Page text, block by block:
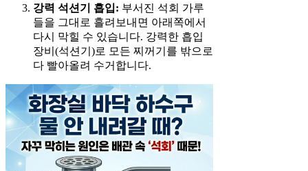
강력 석션기 흡입: 부서진 석회 가루
들을 그대로 흘려보내면 아래쪽에서
다시 막힐 수 있습니다. 강력한 흡입
장비(석션기)로 모든 찌꺼기를 밖으로
다 빨아올려 수거합니다.